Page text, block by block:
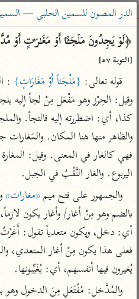
ساهم معنا في نشر
الباحث
بحث تفسير
more characters for results.
Type 1 or more
characters for results.
أمّهات
تفسير الطبري
تفسير ابن كثير
تفسير القرطبي
تفسير البغوي
جمع الأقوال
تفسير ابن الجوزي
عامّة
فتح البيان
فتح
تفسير
موسوعات
تفسير
تفسير
الدر المصون للسمين الحلبي — السمين
﴿لَوۡ یَجِدُونَ مَلۡجَـًٔا أَوۡ مَغَـٰرَ ٰ⁠تٍ أَوۡ
[التوبة ٥٧]
قوله تعالى: {مَلْجَئاً أَوْ مَغَارَاتٍ}
اليربوع. والغار النَّقْبُ في الجبل.
والجمهور على فتح ميم «مغارات»
يُغيرون فيها أنفسهم، أي: يُغَيِّبونها.